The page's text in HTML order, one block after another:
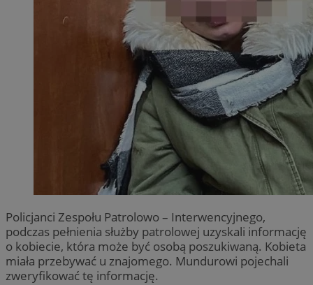
Policjanci Zespołu Patrolowo – Interwencyjnego,
podczas pełnienia służby patrolowej uzyskali informację
o kobiecie, która może być osobą poszukiwaną. Kobieta
miała przebywać u znajomego. Mundurowi pojechali
zweryfikować tę informację.